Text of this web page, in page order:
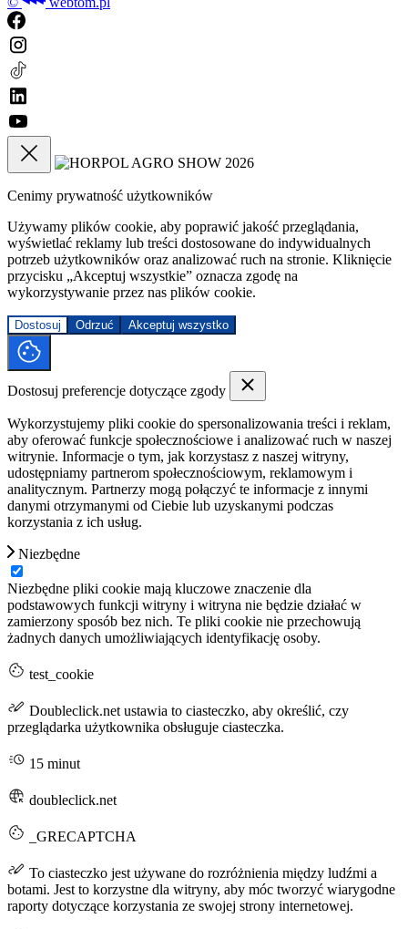
Cenimy prywatność użytkowników
Używamy plików cookie, aby poprawić jakość przeglądania,
wyświetlać reklamy lub treści dostosowane do indywidualnych
potrzeb użytkowników oraz analizować ruch na stronie. Kliknięcie
przycisku „Akceptuj wszystkie” oznacza zgodę na
wykorzystywanie przez nas plików cookie.
Dostosuj Odrzuć Akceptuj wszystko
Dostosuj preferencje dotyczące zgody
Wykorzystujemy pliki cookie do spersonalizowania treści i reklam,
aby oferować funkcje społecznościowe i analizować ruch w naszej
witrynie. Informacje o tym, jak korzystasz z naszej witryny,
udostępniamy partnerom społecznościowym, reklamowym i
analitycznym. Partnerzy mogą połączyć te informacje z innymi
danymi otrzymanymi od Ciebie lub uzyskanymi podczas
korzystania z ich usług.
Niezbędne
Niezbędne pliki cookie mają kluczowe znaczenie dla
podstawowych funkcji witryny i witryna nie będzie działać w
zamierzony sposób bez nich. Te pliki cookie nie przechowują
żadnych danych umożliwiających identyfikację osoby.
test_cookie
Doubleclick.net ustawia to ciasteczko, aby określić, czy
przeglądarka użytkownika obsługuje ciasteczka.
15 minut
doubleclick.net
_GRECAPTCHA
To ciasteczko jest używane do rozróżnienia między ludźmi a
botami. Jest to korzystne dla witryny, aby móc tworzyć wiarygodne
raporty dotyczące korzystania ze swojej strony internetowej.